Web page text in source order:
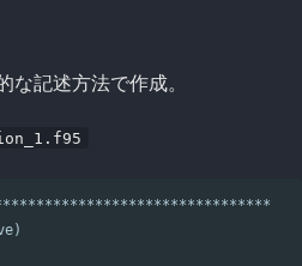
な記述方法で作成。